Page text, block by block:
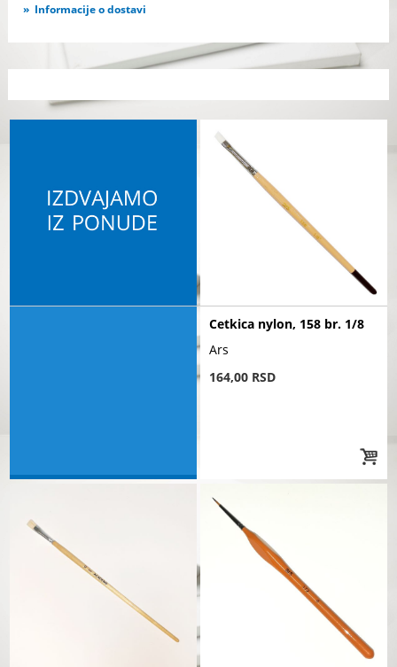
Informacije o dostavi
Cetkica nylon, 158 br. 1/8
Ars
164,00 RSD